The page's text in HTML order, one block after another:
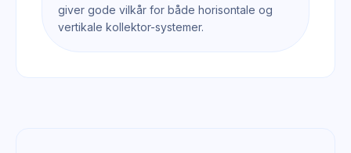
giver gode vilkår for både horisontale og
vertikale kollektor-systemer.